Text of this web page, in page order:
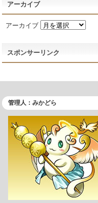
アーカイブ
アーカイブ
スポンサーリンク
管理人：みかどら